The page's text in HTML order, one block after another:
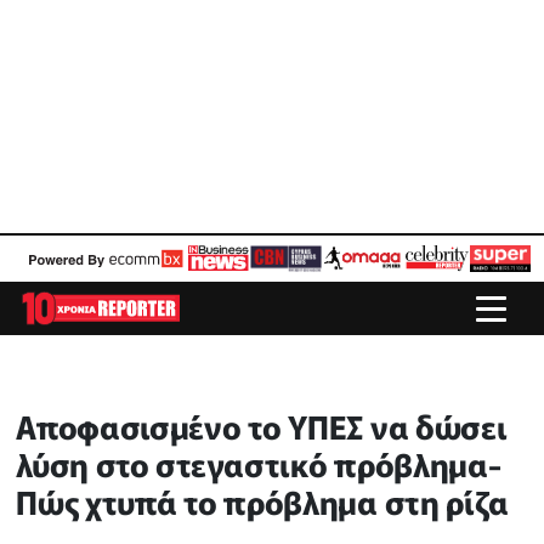
Αποφασισμένο το ΥΠΕΣ να δώσει
λύση στο στεγαστικό πρόβλημα-
Πώς χτυπά το πρόβλημα στη ρίζα